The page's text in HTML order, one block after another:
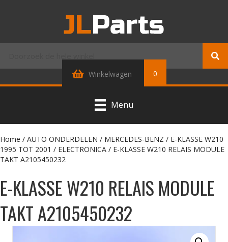
Winkelwagen 0
Menu
Home / AUTO ONDERDELEN / MERCEDES-BENZ / E-KLASSE W210
1995 TOT 2001 / ELECTRONICA / E-KLASSE W210 RELAIS MODULE
TAKT A2105450232
E-KLASSE W210 RELAIS MODULE
TAKT A2105450232